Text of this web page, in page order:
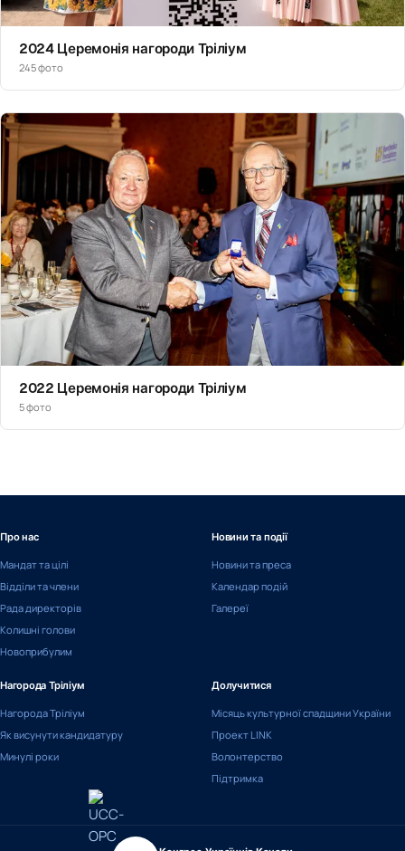
2024 Церемонія нагороди Тріліум
245 фото
2022 Церемонія нагороди Тріліум
5 фото
Про нас
Мандат та цілі
Відділи та члени
Рада директорів
Колишні голови
Новоприбулим
Новини та події
Новини та преса
Календар подій
Галереї
Нагорода Тріліум
Нагорода Тріліум
Як висунути кандидатуру
Минулі роки
Долучитися
Місяць культурної спадщини України
Проект LINK
Волонтерство
Підтримка